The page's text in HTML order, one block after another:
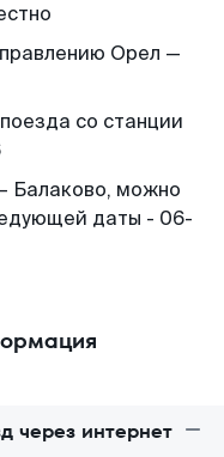
Орел —
со станции
Балаково, можно
даты - 06-
через интернет